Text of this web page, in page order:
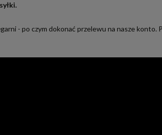
- po czym dokonać przelewu na nasze